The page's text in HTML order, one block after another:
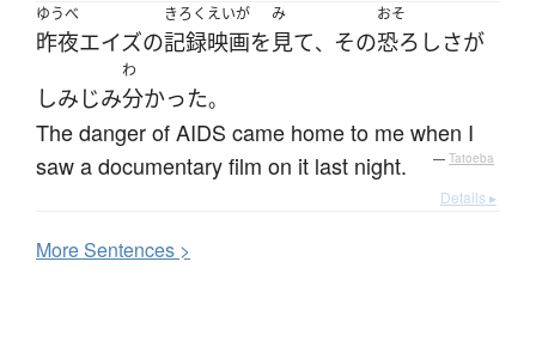
ゆうべ
昨夜エイズの
きろくえいが
記録映画を
み
見て、 その
おそ
恐ろしさが
しみじみ
わ
分かった。
The danger of AIDS came home to me when I
saw a documentary film on it last night.
— Tatoeba
Details ▸
MoreSentences >